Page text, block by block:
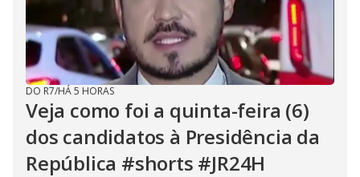
DO R7/HÁ 5 HORAS
Veja como foi a quinta-feira (6)
dos candidatos à Presidência da
República #shorts #JR24H